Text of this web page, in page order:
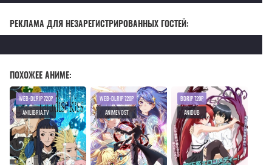
РЕКЛАМА ДЛЯ НЕЗАРЕГИСТРИРОВАННЫХ ГОСТЕЙ:
ПОХОЖЕЕ АНИМЕ:
WEB-DLRIP 720P
ANILIBRIA.TV
WEB-DLRIP 720P
ANIMEVOST
BDRIP 720P
ANIDUB